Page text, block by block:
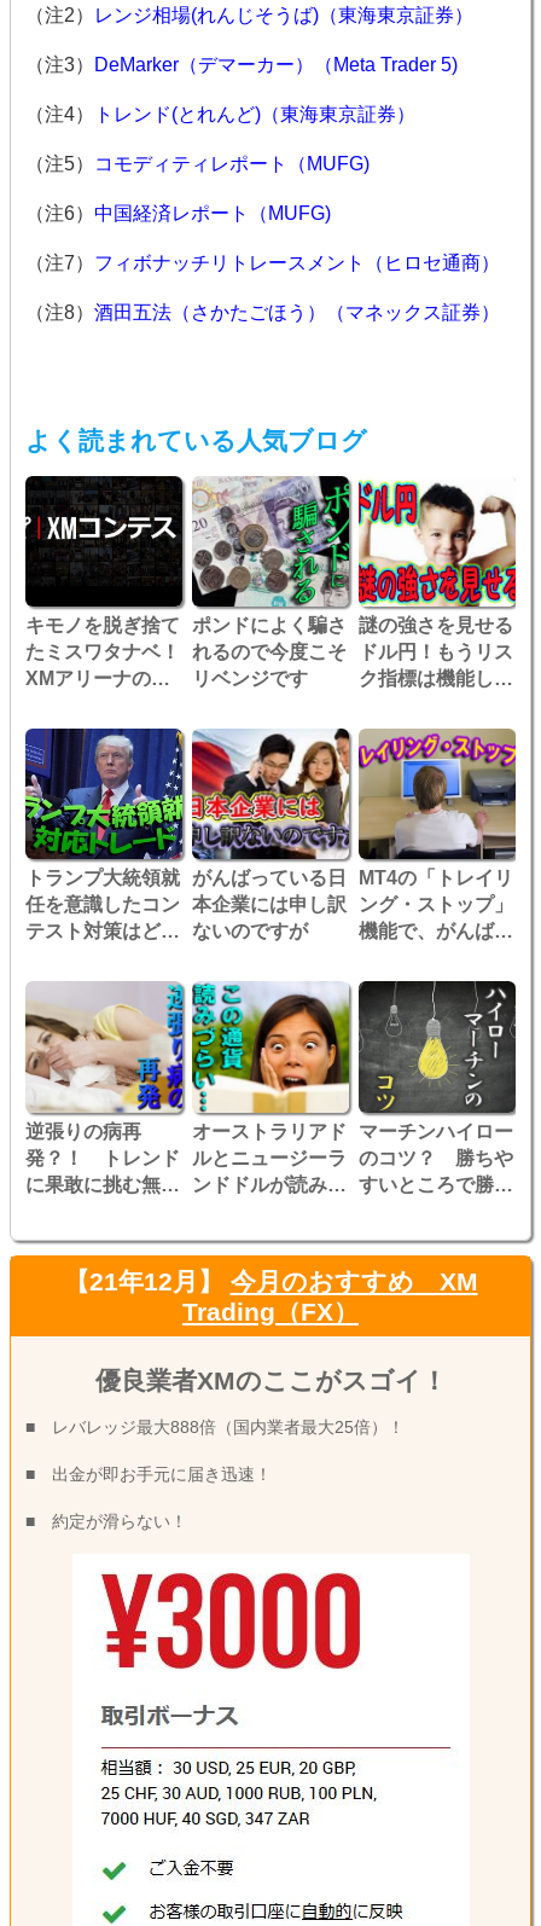
（注2） レンジ相場(れんじそうば)（東海東京証券）
（注3） DeMarker（デマーカー）（Meta Trader 5)
（注4） トレンド(とれんど)（東海東京証券）
（注5） コモディティレポート（MUFG)
（注6） 中国経済レポート（MUFG)
（注7） フィボナッチリトレースメント（ヒロセ通商）
（注8） 酒田五法（さかたごほう）（マネックス証券）
よく読まれている人気ブログ
キモノを脱ぎ捨て
たミスワタナベ！
XMアリーナのコ
す！
ポンドによく騙さ
れるので今度こそ
リベンジです
謎の強さを見せる
ドル円！もうリス
ク指標は機能しな
トランプ大統領就
任を意識したコン
テスト対策はどう
功するでしょう
か？
がんばっている日
本企業には申し訳
ないのですが
MT4の「トレイリ
ング・ストップ」
機能で、がんばれ
ル！
逆張りの病再
発？！ トレンド
に果敢に挑む無茶
オーストラリアド
ルとニュージーラ
ンドドルが読みづ
た！
マーチンハイロー
のコツ？ 勝ちや
すいところで勝ち
【21年12月】 今月のおすすめ XM
Trading（FX）
優良業者XMのここがスゴイ！
■ レバレッジ最大888倍（国内業者最大25倍）！
■ 出金が即お手元に届き迅速！
■ 約定が滑らない！